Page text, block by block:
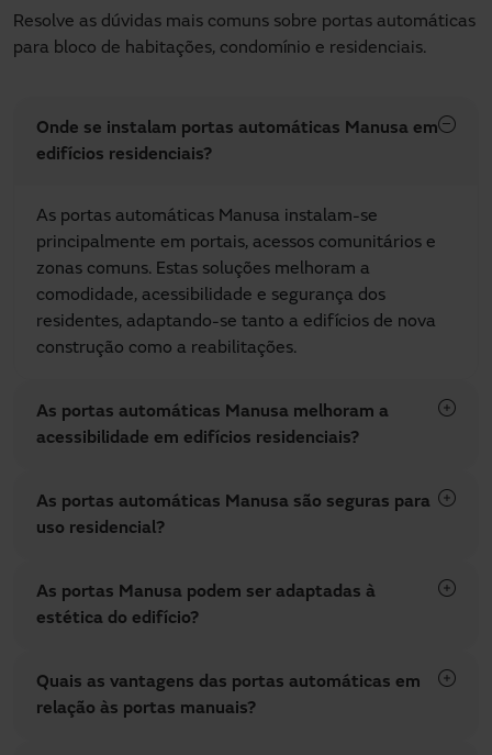
Resolve as dúvidas mais comuns sobre portas automáticas
para bloco de habitações, condomínio e residenciais.
Onde se instalam portas automáticas Manusa em
edifícios residenciais?
As portas automáticas Manusa instalam-se
principalmente em portais, acessos comunitários e
zonas comuns. Estas soluções melhoram a
comodidade, acessibilidade e segurança dos
residentes, adaptando-se tanto a edifícios de nova
construção como a reabilitações.
As portas automáticas Manusa melhoram a
acessibilidade em edifícios residenciais?
As portas automáticas Manusa são seguras para
uso residencial?
As portas Manusa podem ser adaptadas à
estética do edifício?
Quais as vantagens das portas automáticas em
relação às portas manuais?